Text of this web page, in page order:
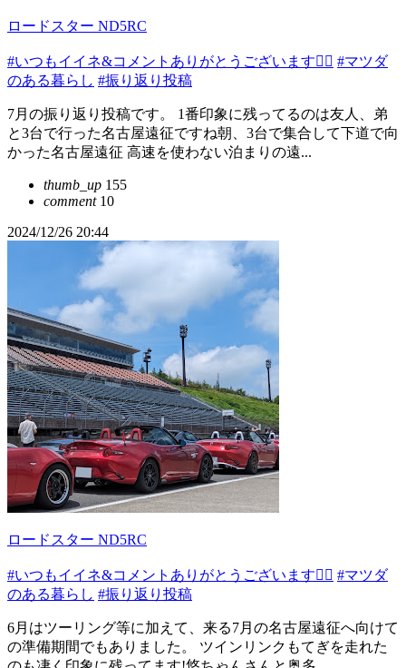
ロードスター ND5RC
#いつもイイネ&コメントありがとうございます🙇‍♂️ #マツダ
のある暮らし #振り返り投稿
7月の振り返り投稿です。 1番印象に残ってるのは友人、弟
と3台で行った名古屋遠征ですね朝、3台で集合して下道で向
かった名古屋遠征 高速を使わない泊まりの遠...
thumb_up 155
comment10
2024/12/26 20:44
ロードスター ND5RC
#いつもイイネ&コメントありがとうございます🙇‍♂️ #マツダ
のある暮らし #振り返り投稿
6月はツーリング等に加えて、来る7月の名古屋遠征へ向けて
の準備期間でもありました。 ツインリンクもてぎを走れた